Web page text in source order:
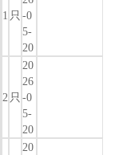
1 只 -0
5-
20
2 只
20
26
-0
5-
20
20